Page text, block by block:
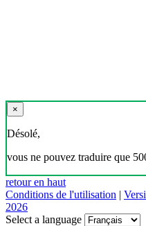
×
Désolé,
vous ne pouvez traduire que
retour en haut
Conditions de l'utilisation |
2026
Select a language